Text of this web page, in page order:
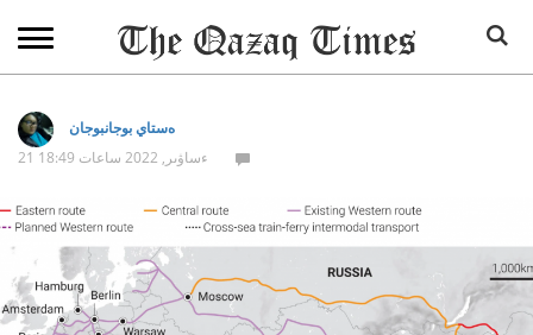
ەستاي بوجانبوجان
21 ءساۋىر, 2022 ساعات 18:49